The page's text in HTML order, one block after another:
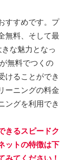
すすめです。プ
無料、そして最
な魅力となっ
無料でつくの
けることができ
ーニングの料金
ングを利用でき
きるスピードク
ットの特徴は下